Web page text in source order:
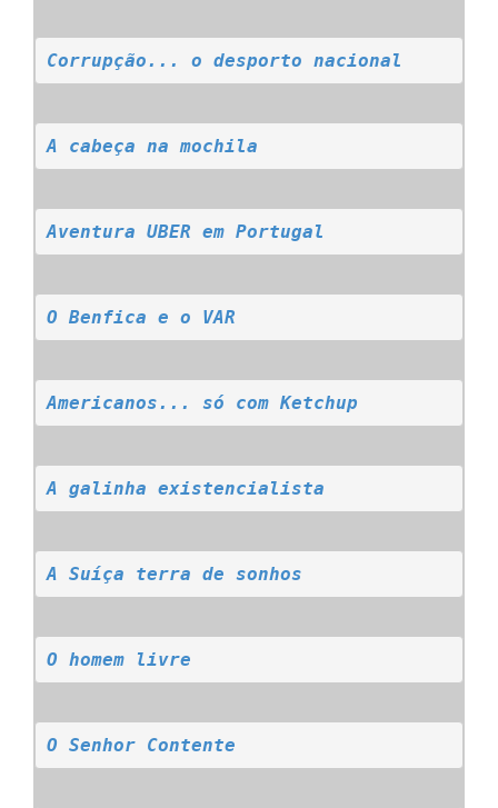
Corrupção... o desporto nacional
A cabeça na mochila
Aventura UBER em Portugal
O Benfica e o VAR
Americanos... só com Ketchup
A galinha existencialista
A Suíça terra de sonhos
O homem livre
O Senhor Contente